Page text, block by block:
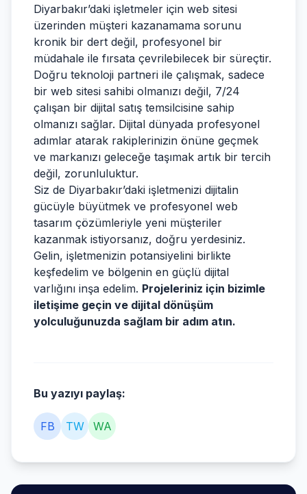
Diyarbakır’daki işletmeler için web sitesi
üzerinden müşteri kazanamama sorunu
kronik bir dert değil, profesyonel bir
müdahale ile fırsata çevrilebilecek bir süreçtir.
Doğru teknoloji partneri ile çalışmak, sadece
bir web sitesi sahibi olmanızı değil, 7/24
çalışan bir dijital satış temsilcisine sahip
olmanızı sağlar. Dijital dünyada profesyonel
adımlar atarak rakiplerinizin önüne geçmek
ve markanızı geleceğe taşımak artık bir tercih
değil, zorunluluktur.
Siz de Diyarbakır’daki işletmenizi dijitalin
gücüyle büyütmek ve profesyonel web
tasarım çözümleriyle yeni müşteriler
kazanmak istiyorsanız, doğru yerdesiniz.
Gelin, işletmenizin potansiyelini birlikte
keşfedelim ve bölgenin en güçlü dijital
varlığını inşa edelim. Projeleriniz için bizimle
iletişime geçin ve dijital dönüşüm
yolculuğunuzda sağlam bir adım atın.
Bu yazıyı paylaş:
FB TW WA